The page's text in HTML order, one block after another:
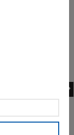
CI329 NANO
120GB SSD
(Antenne fehlt)